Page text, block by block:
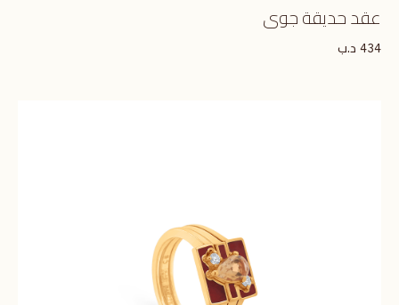
عقد حديقة جوى
434 د.ب